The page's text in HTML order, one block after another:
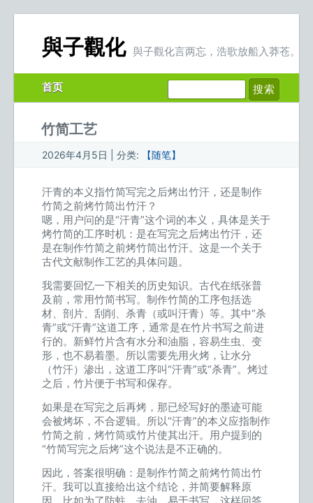
與子觀化 與子觀化言两忘，浩歌放船入莽苍。
首页
竹简工艺
2026年4月5日 | 分类: 【随笔】
汗青的本义指竹简写完之后烤出竹汗，还是制作
竹简之前烤竹筒出竹汗？
嗯，用户问的是“汗青”这个词的本义，具体是关于
烤竹简的工序时机：是在写完之后烤出竹汗，还
是在制作竹简之前烤竹筒出竹汗。这是一个关于
古代文献制作工艺的具体问题。
我需要回忆一下相关的历史知识。古代在纸张普
及前，常用竹简书写。制作竹简的工序包括选
材、剖片、刮削、杀青（或叫汗青）等。其中“杀
青”或“汗青”这道工序，通常是在竹片书写之前进
行的。新鲜竹片含有水分和油脂，容易生虫、变
形，也不易着墨。所以需要先用火烤，让水分
（竹汗）渗出，这道工序叫“汗青”或“杀青”。烤过
之后，竹片便于书写和保存。
如果是在写完之后再烤，那已经写好的墨迹可能
会被烤坏，不合逻辑。所以“汗青”的本义应指制作
竹简之前，烤竹筒或竹片使其出汗。用户提到的
“竹简写完之后烤”这个说法是不正确的。
因此，答案很明确：是制作竹简之前烤竹筒出竹
汗。我可以直接给出这个结论，并简要解释原